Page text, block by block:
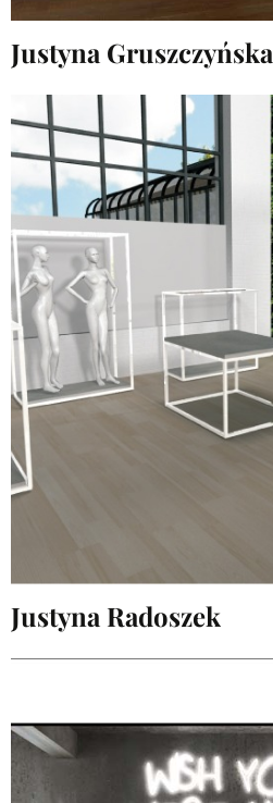
Justyna Gruszczyńska
Justyna Radoszek